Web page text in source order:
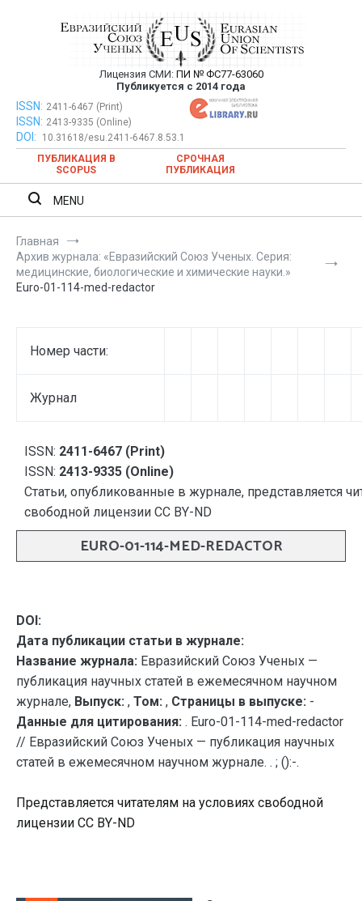
Евразийский Союз Ученых —
публикация научных статей в
ежемесячном научном журнале
Лицензия СМИ: ПИ № ФС77-63060
Публикуется с 2014 года
Евразийский Союз Ученых — публикация научных статей в
ежемесячном научном журнале
ISSN: 2411-6467 (Print)
ISSN: 2413-9335 (Online)
DOI:
10.31618/esu.2411-6467.8.53.1
ПУБЛИКАЦИЯ В
SCOPUS
СРОЧНАЯ
ПУБЛИКАЦИЯ
MENU
Главная
Архив журнала: «Евразийский Союз Ученых. Серия:
медицинские, биологические и химические науки.»
Euro-01-114-med-redactor
Номер части:
Журнал
ISSN: 2411-6467 (Print)
ISSN: 2413-9335 (Online)
Статьи, опубликованные в журнале, представляется
свободной лицензии CC BY-ND
EURO-01-114-MED-REDACTOR
DOI:
Дата публикации статьи в журнале:
Название журнала: Евразийский Союз Ученых —
публикация научных статей в ежемесячном научном
журнале, Выпуск: , Том: , Страницы в выпуске: -
Данные для цитирования: . Euro-01-114-med-redactor
// Евразийский Союз Ученых — публикация научных
статей в ежемесячном научном журнале. . ; ():-.
Представляется читателям на условиях свободной
лицензии CC BY-ND